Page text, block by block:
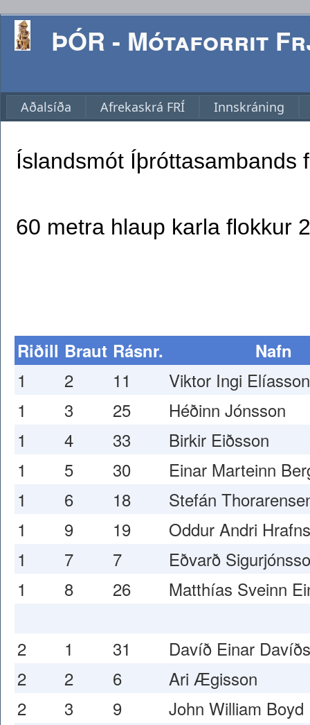
ÞÓR - Mótaforrit
Aðalsíða Afrekaskrá FRÍ Innskráning
Riðill Braut Rásnr. Nafn
1 2 11
Viktor Ingi Elíasson
1
3 25
Héðinn Jónsson
1
4 33
Birkir Eiðsson
1
5 30
Einar Marteinn
1
6 18
Stefán
1
9 19
Oddur Andri
1
7 7
Eðvarð
1
8 26 Matthías Sveinn
2 1 31
Davíð Einar
2
2 6
Ari Ægisson
2
3 9
John William Boyd